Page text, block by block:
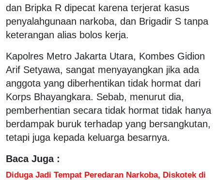
dan Bripka R dipecat karena terjerat kasus
penyalahgunaan narkoba, dan Brigadir S tanpa
keterangan alias bolos kerja.
Kapolres Metro Jakarta Utara, Kombes Gidion
Arif Setyawa, sangat menyayangkan jika ada
anggota yang diberhentikan tidak hormat dari
Korps Bhayangkara. Sebab, menurut dia,
pemberhentian secara tidak hormat tidak hanya
berdampak buruk terhadap yang bersangkutan,
tetapi juga kepada keluarga besarnya.
Baca Juga :
Diduga Jadi Tempat Peredaran Narkoba, Diskotek di